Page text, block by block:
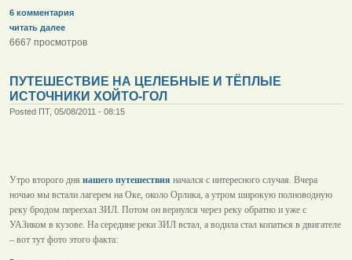
6 комментария
читать далее
6667 просмотров
ПУТЕШЕСТВИЕ НА ЦЕЛЕБНЫЕ И ТЁПЛЫЕ
ИСТОЧНИКИ ХОЙТО-ГОЛ
Posted ПТ, 05/08/2011 - 08:15
Утро второго дня нашего путешествия начался с интересного случая. Вчера
ночью мы встали лагерем на Оке, около Орлика, а утром широкую полноводную
реку бродом переехал ЗИЛ. Потом он вернулся через реку обратно и уже с
УАЗиком в кузове. На середине реки ЗИЛ встал, а водила стал копаться в двигателе
– вот тут фото этого факта: